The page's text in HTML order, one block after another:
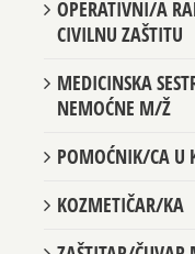
OPERATIVNI/A
CIVILNU ZAŠTITU
MEDICINSKA
NEMOĆNE M/Ž
POMOĆNIK/CA U
KOZMETIČAR/KA